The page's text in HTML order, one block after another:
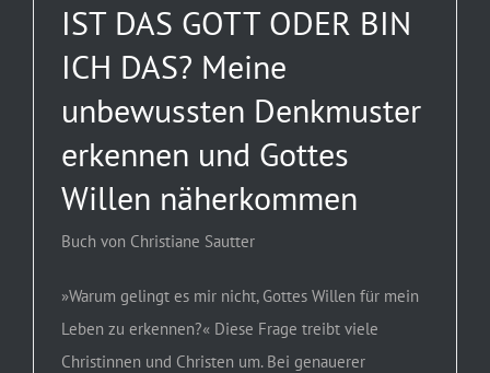
IST DAS GOTT ODER BIN
ICH DAS? Meine
unbewussten Denkmuster
erkennen und Gottes
Willen näherkommen
Buch von Christiane Sautter
»Warum gelingt es mir nicht, Gottes Willen für mein
Leben zu erkennen?« Diese Frage treibt viele
Christinnen und Christen um. Bei genauerer